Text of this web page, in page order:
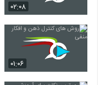
۰۲:۰۸
۰۱:۰۶